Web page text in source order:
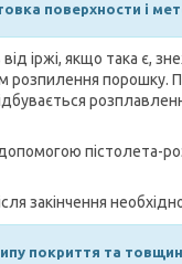
поверхности і
іржі, якщо така є,
розпилення порошку.
пістолета-
закінчення
покриття та